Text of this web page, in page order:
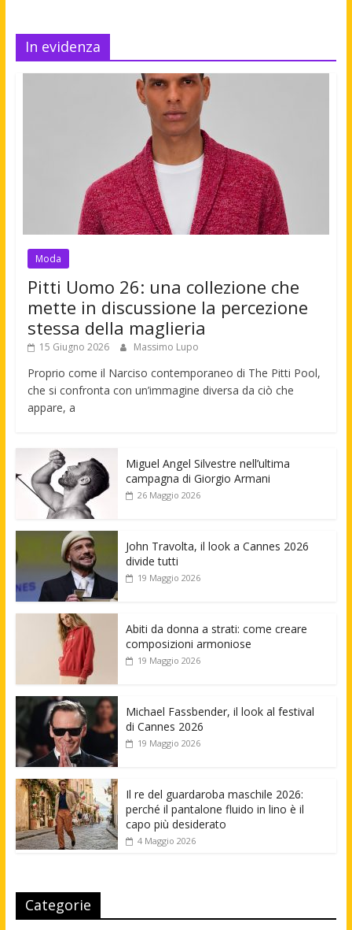
In evidenza
Moda
Pitti Uomo 26: una collezione che
mette in discussione la percezione
stessa della maglieria
15 Giugno 2026 Massimo Lupo
Proprio come il Narciso contemporaneo di The Pitti Pool,
che si confronta con un’immagine diversa da ciò che
appare, a
Miguel Angel Silvestre nell’ultima
campagna di Giorgio Armani
26 Maggio 2026
John Travolta, il look a Cannes 2026
divide tutti
19 Maggio 2026
Abiti da donna a strati: come creare
composizioni armoniose
19 Maggio 2026
Michael Fassbender, il look al festival
di Cannes 2026
19 Maggio 2026
Il re del guardaroba maschile 2026:
perché il pantalone fluido in lino è il
capo più desiderato
4 Maggio 2026
Categorie